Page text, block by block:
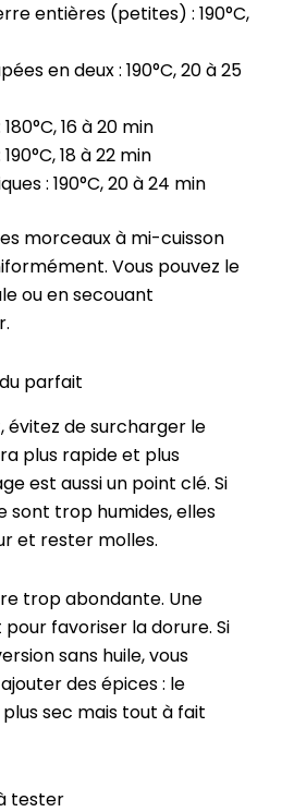
entières (petites) : 190°C,
en deux : 190°C, 20 à 25
16 à 20 min
18 à 22 min
: 190°C, 20 à 24 min
morceaux à mi-cuisson
Vous pouvez le
ou en secouant
parfait
évitez de surcharger le
plus rapide et plus
est aussi un point clé. Si
sont trop humides, elles
et rester molles.
trop abondante. Une
favoriser la dorure. Si
sans huile, vous
des épices : le
sec mais tout à fait
tester